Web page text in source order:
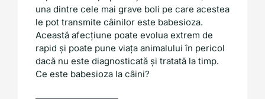
una dintre cele mai grave boli pe care acestea
le pot transmite câinilor este babesioza.
Această afecțiune poate evolua extrem de
rapid și poate pune viața animalului în pericol
dacă nu este diagnosticată și tratată la timp.
Ce este babesioza la câini?